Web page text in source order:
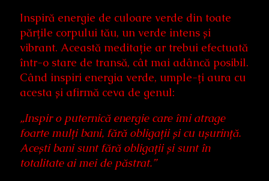
Inspiră energie de culoare verde din toate
părțile corpului tău, un verde intens și
vibrant. Această meditație ar trebui efectuată
într-o stare de transă, cât mai adâncă posibil.
Când inspiri energia verde, umple-ți aura cu
acesta și afirmă ceva de genul:
„Inspir o puternică energie care îmi atrage
foarte mulți bani, fără obligații și cu ușurință.
Acești bani sunt fără obligații și sunt în
totalitate ai mei de păstrat.”